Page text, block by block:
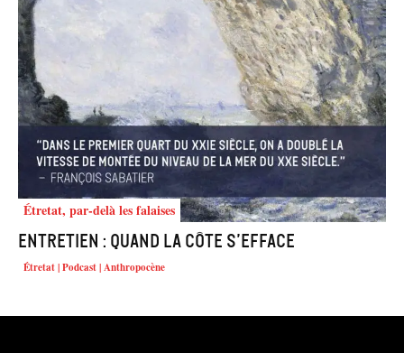
Étretat, par-delà les falaises
Entretien : Quand la côte s’efface
Étretat | Podcast | Anthropocène